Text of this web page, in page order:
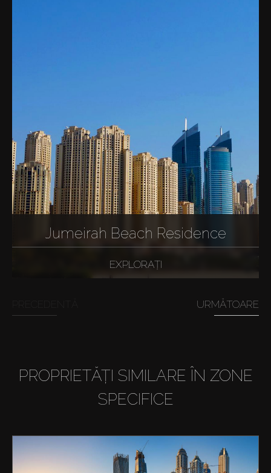
Jumeirah Beach Residence
EXPLORAȚI
URMĂTOARE
PROPRIETĂȚI SIMILARE ÎN ZONE
SPECIFICE